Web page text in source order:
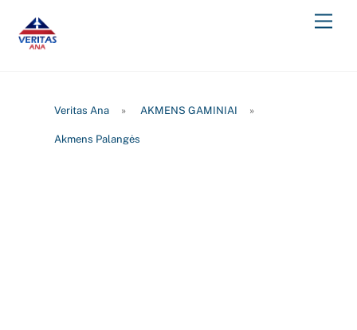
content
Veritas Ana » AKMENS GAMINIAI »
Akmens Palangės